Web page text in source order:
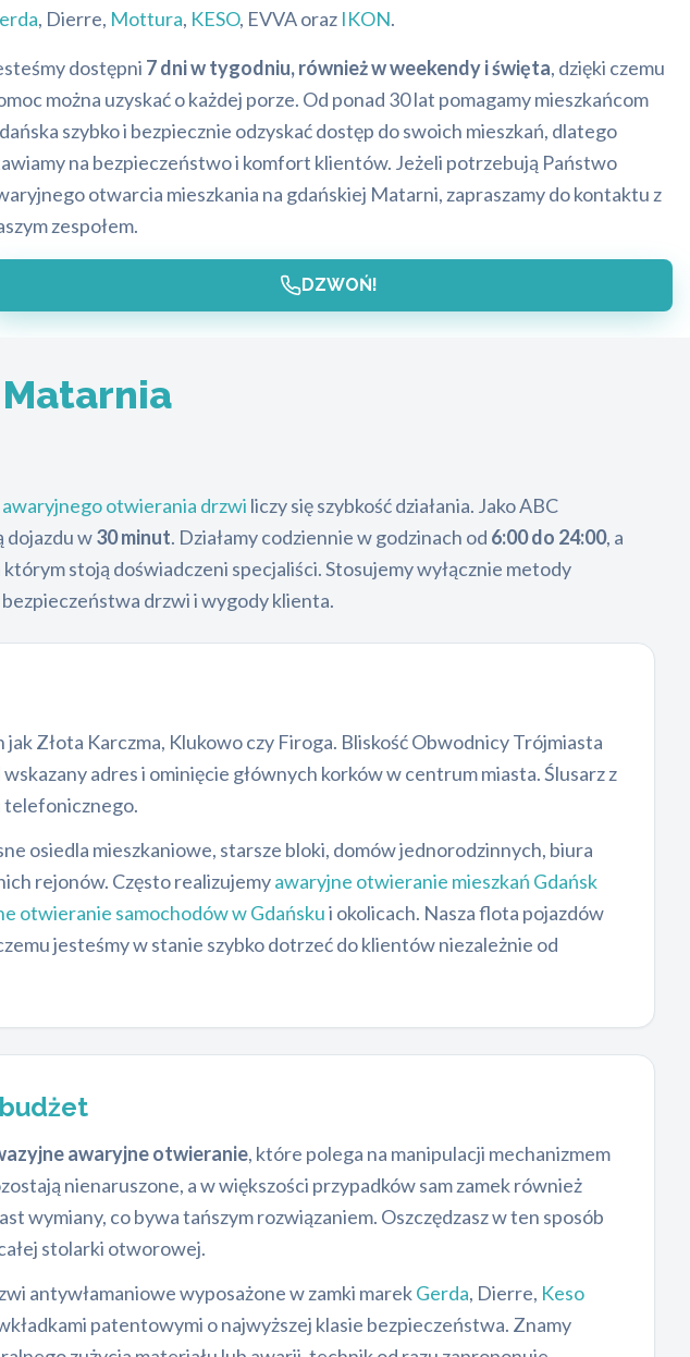
, Dierre, Mottura, KESO, EVVA oraz IKON.
dostępni 7 dni w tygodniu, również w weekendy i święta, dzięki czemu
można uzyskać o każdej porze. Od ponad 30 lat pomagamy mieszkańcom
szybko i bezpiecznie odzyskać dostęp do swoich mieszkań, dlatego
na bezpieczeństwo i komfort klientów. Jeżeli potrzebują Państwo
otwarcia mieszkania na gdańskiej Matarni, zapraszamy do kontaktu z
zespołem.
DZWOŃ!
awaryjnego otwierania drzwi liczy się szybkość działania. Jako ABC
dojazdu w30 minut. Działamy codziennie w godzinach od 6:00 do 24:00, a
stoją doświadczeni specjaliści. Stosujemy wyłącznie metody
drzwi i wygody klienta.
jak Złota Karczma, Klukowo czy Firoga. Bliskość Obwodnicy Trójmiasta
adres i ominięcie głównych korków w centrum miasta. Ślusarz z
telefonicznego.
osiedla mieszkaniowe, starsze bloki, domów jednorodzinnych, biura
rejonów. Często realizujemyawaryjne otwieranie mieszkań Gdańsk
otwieranie samochodów w Gdańskui okolicach. Nasza flota pojazdów
jesteśmy w stanie szybko dotrzeć do klientów niezależnie od
awaryjne otwieranie, które polega na manipulacji mechanizmem
nienaruszone, a w większości przypadków sam zamek również
wymiany, co bywa tańszym rozwiązaniem. Oszczędzasz w ten sposób
stolarki otworowej.
antywłamaniowe wyposażone w zamki marekGerda, Dierre, Keso
patentowymi o najwyższej klasie bezpieczeństwa. Znamy